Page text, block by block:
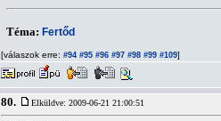
Téma: Fertőd
[válaszok erre: #94 #95 #96 #97 #98 #99 #109]
80. Elküldve: 2009-06-21 21:00:51